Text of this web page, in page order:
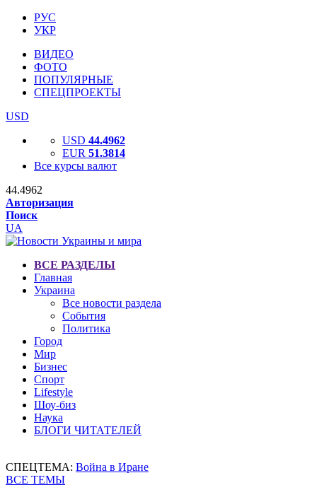
РУС
УКР
ВИДЕО
ФОТО
ПОПУЛЯРНЫЕ
СПЕЦПРОЕКТЫ
USD
USD 44.4962
EUR 51.3814
Все курсы валют
44.4962
Авторизация
Поиск
UA
ВСЕ РАЗДЕЛЫ
Главная
Украина
Все новости раздела
События
Политика
Город
Мир
Бизнес
Спорт
Lifestyle
Шоу-биз
Наука
БЛОГИ ЧИТАТЕЛЕЙ
СПЕЦТЕМА: Война в Иране
ВСЕ ТЕМЫ